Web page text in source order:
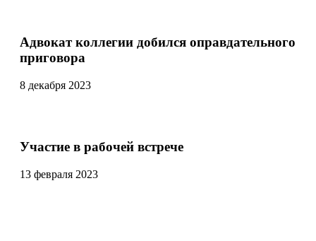
Адвокат коллегии добился оправдательного
приговора
8 декабря 2023
Участие в рабочей встрече
13 февраля 2023